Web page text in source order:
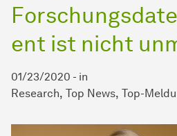
ent ist nicht
01/23/2020 - in
Research Top News Top-